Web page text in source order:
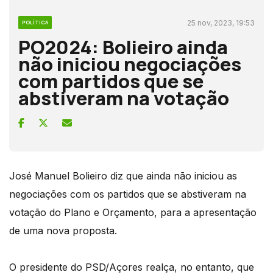
POLÍTICA 25 nov, 2023, 19:53
PO2024: Bolieiro ainda
não iniciou negociações
com partidos que se
abstiveram na votação
José Manuel Bolieiro diz que ainda não iniciou as
negociações com os partidos que se abstiveram na
votação do Plano e Orçamento, para a apresentação
de uma nova proposta.
O presidente do PSD/Açores realça, no entanto, que